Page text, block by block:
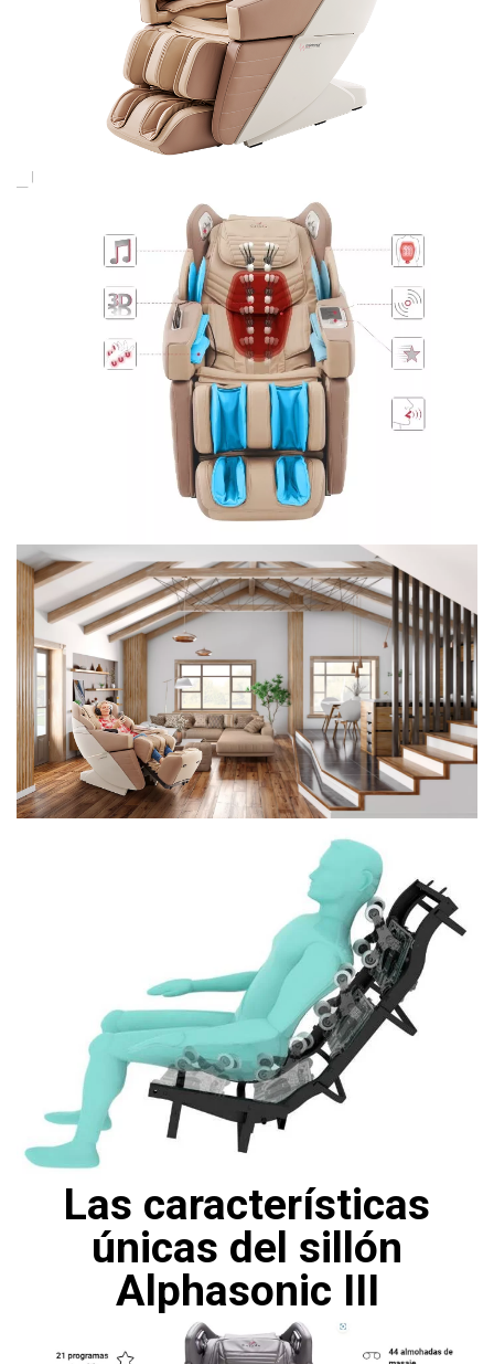
Las características
únicas del sillón
Alphasonic III